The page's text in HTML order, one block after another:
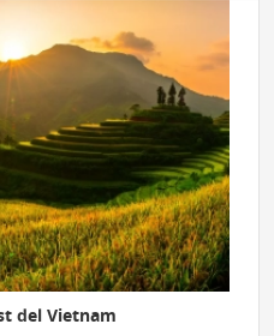
del Vietnam